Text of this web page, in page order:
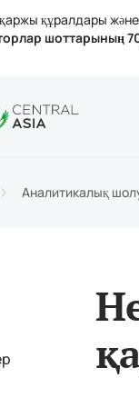
құралдары және
шоттарының
Аналитикалық